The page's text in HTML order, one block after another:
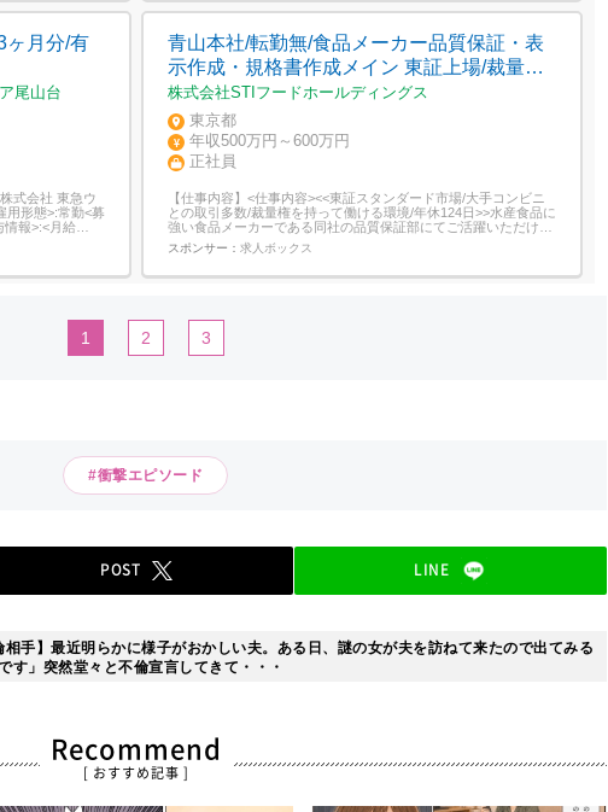
データ入力...
ヶ月分/有
尾山台
式会社 東急ウ
用形態>:常勤<募
情報>:<月給
4回)、処遇改
齢考慮<その他
青山本社/転勤無/食品メーカー品質保証・表
示作成・規格書作成メイン 東証上場/裁量大/
残業20h/食品系品質保証・監査
株式会社STIフードホールディングス
東京都
年収500万円～600万円
正社員
【仕事内容】<仕事内容><<東証スタンダード市場/大手コンビニ
との取引多数/裁量権を持って働ける環境/年休124日>>水産食品に
強い食品メーカーである同社の品質保証部にてご活躍いただける
方を募集致します。 業務内容:品質保証業務全般を担当いただき
ます。<詳細>・商品表示(食品表示ラベル)の作成・確認・法令チ
スポンサー： 求人ボックス
1 2 3
#衝撃エピソード
POST LINE
相手】最近明らかに様子がおかしい夫。ある日、謎の女が夫を訪ねて来たので出てみる
」突然堂々と不倫宣言してきて・・・
Recommend
[ おすすめ記事 ]